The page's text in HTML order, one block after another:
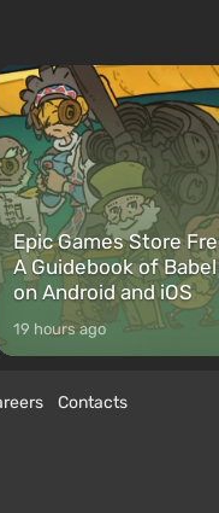
Epic Games Store
A Guidebook of
on Android and iOS
19 hours ago
Contacts